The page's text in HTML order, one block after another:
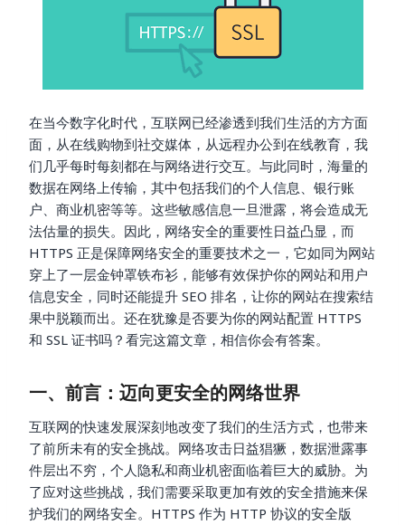
在当今数字化时代，互联网已经渗透到我们生活的方方面
面，从在线购物到社交媒体，从远程办公到在线教育，我
们几乎每时每刻都在与网络进行交互。与此同时，海量的
数据在网络上传输，其中包括我们的个人信息、银行账
户、商业机密等等。这些敏感信息一旦泄露，将会造成无
法估量的损失。因此，网络安全的重要性日益凸显，而
HTTPS 正是保障网络安全的重要技术之一，它如同为网站
穿上了一层金钟罩铁布衫，能够有效保护你的网站和用户
信息安全，同时还能提升 SEO 排名，让你的网站在搜索结
果中脱颖而出。还在犹豫是否要为你的网站配置 HTTPS
和 SSL 证书吗？看完这篇文章，相信你会有答案。
一、前言：迈向更安全的网络世界
互联网的快速发展深刻地改变了我们的生活方式，也带来
了前所未有的安全挑战。网络攻击日益猖獗，数据泄露事
件层出不穷，个人隐私和商业机密面临着巨大的威胁。为
了应对这些挑战，我们需要采取更加有效的安全措施来保
护我们的网络安全。HTTPS 作为 HTTP 协议的安全版